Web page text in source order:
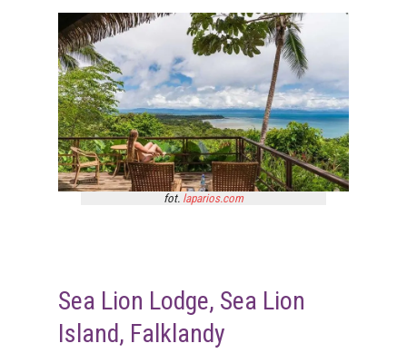
fot. laparios.com
Sea Lion Lodge, Sea Lion
Island, Falklandy